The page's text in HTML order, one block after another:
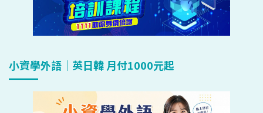
小資學外語｜英日韓 月付1000元起